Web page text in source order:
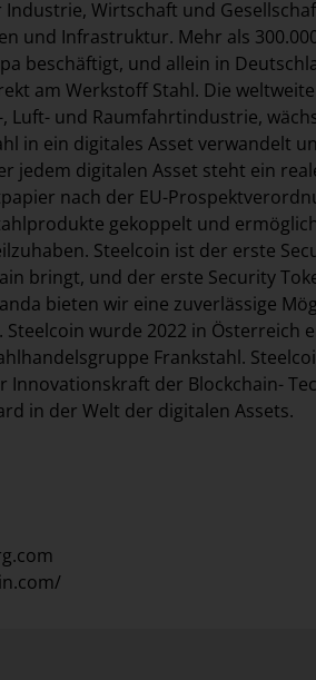
Wirtschaft und
und Infrastruktur. Mehr als
beschäftigt, und allein in
am Werkstoff Stahl. Die
Luft- und Raumfahrtindustrie,
in ein digitales Asset verwandelt
jedem digitalen Asset steht ein
nach der EU-
gekoppelt und
Steelcoin ist der erste
bringt, und der erste Security
bieten wir eine zuverlässige
wurde 2022 in Österreich
Frankstahl.
der Blockchain-
in der Welt der digitalen Assets.